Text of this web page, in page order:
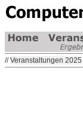
//Veranstaltungen 2025